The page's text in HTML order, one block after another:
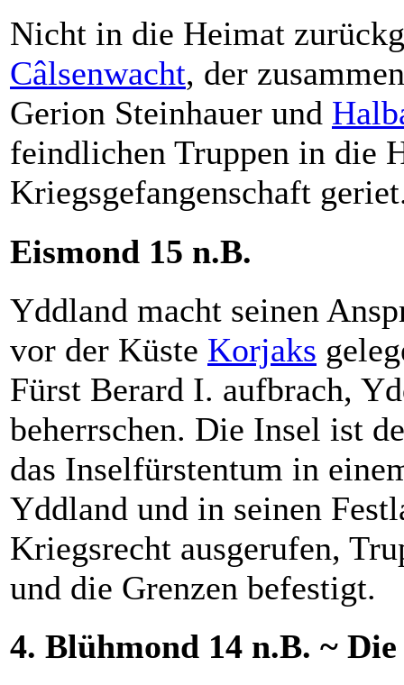
Nicht in die Heimat
Câlsenwacht, der
Gerion Steinhauer und
feindlichen Truppen in die
Kriegsgefangenschaft
Eismond 15 n.B.
Yddland macht seinen
vor der Küste Korjaks
Fürst Berard I. aufbrach,
beherrschen. Die Insel ist
das Inselfürstentum in
Yddland und in seinen
Kriegsrecht ausgerufen,
und die Grenzen befestigt.
4. Blühmond 14 n.B. ~